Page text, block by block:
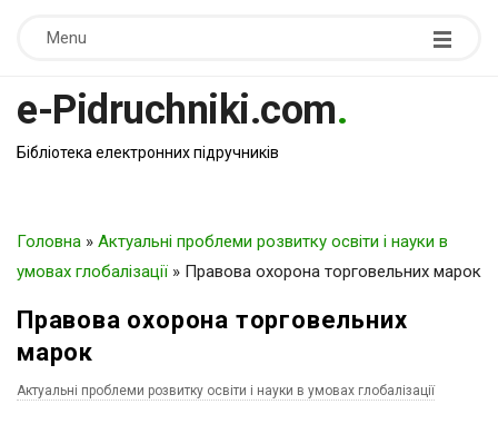
Menu
e-Pidruchniki.com.
Бібліотека електронних підручників
Головна » Актуальні проблеми розвитку освіти і науки в
умовах глобалізації » Правова охорона торговельних марок
Правова охорона торговельних
марок
Актуальні проблеми розвитку освіти і науки в умовах глобалізації